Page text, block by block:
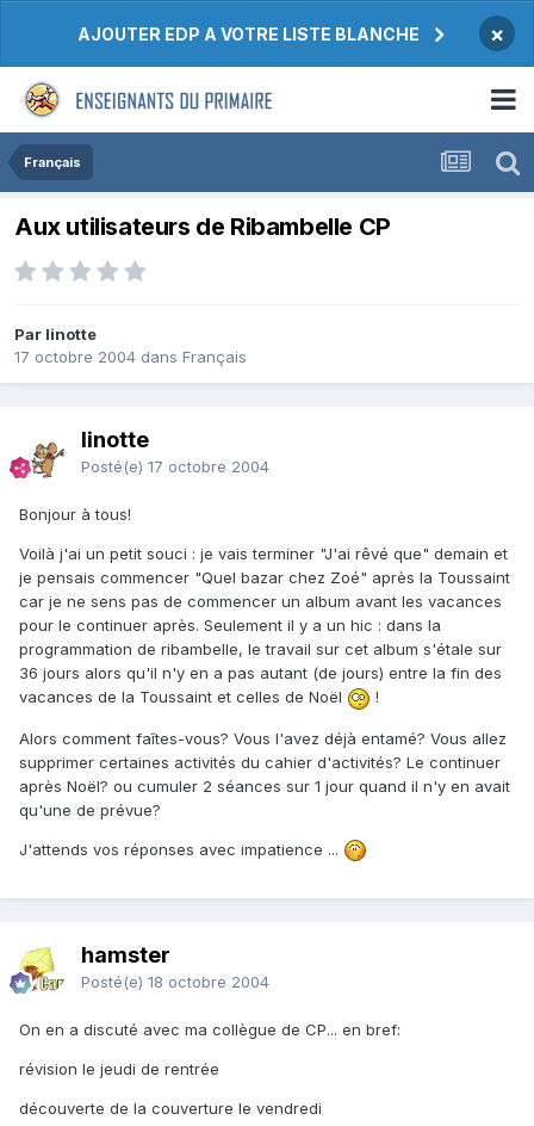
AJOUTER EDP A VOTRE LISTE BLANCHE ×
Français
Aux utilisateurs de Ribambelle CP
Par linotte
17 octobre 2004 dans Français
linotte
Posté(e) 17 octobre 2004
Bonjour à tous!
Voilà j'ai un petit souci : je vais terminer "J'ai rêvé que" demain et
je pensais commencer "Quel bazar chez Zoé" après la Toussaint
car je ne sens pas de commencer un album avant les vacances
pour le continuer après. Seulement il y a un hic : dans la
programmation de ribambelle, le travail sur cet album s'étale sur
36 jours alors qu'il n'y en a pas autant (de jours) entre la fin des
vacances de la Toussaint et celles de Noël
!
Alors comment faîtes-vous? Vous l'avez déjà entamé? Vous allez
supprimer certaines activités du cahier d'activités? Le continuer
après Noël? ou cumuler 2 séances sur 1 jour quand il n'y en avait
qu'une de prévue?
J'attends vos réponses avec impatience ...
hamster
Posté(e) 18 octobre 2004
On en a discuté avec ma collègue de CP... en bref:
révision le jeudi de rentrée
découverte de la couverture le vendredi